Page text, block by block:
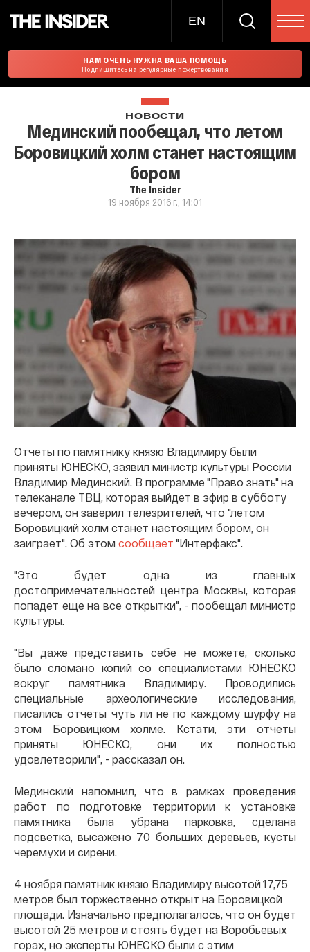
EN
НАМ ОЧЕНЬ НУЖНА ВАША ПОМОЩЬ
Подпишитесь на регулярные пожертвования
НОВОСТИ
Мединский пообещал, что летом
Боровицкий холм станет настоящим
бором
The Insider
19 ноября 2016 г., 14:01
Отчеты по памятнику князю Владимиру были
приняты ЮНЕСКО, заявил министр культуры России
Владимир Мединский. В программе "Право знать" на
телеканале ТВЦ, которая выйдет в эфир в субботу
вечером, он заверил телезрителей, что "летом
Боровицкий холм станет настоящим бором, он
заиграет". Об этом сообщает "Интерфакс".
"Это будет одна из главных
достопримечательностей центра Москвы, которая
попадет еще на все открытки", - пообещал министр
культуры.
"Вы даже представить себе не можете, сколько
было сломано копий со специалистами ЮНЕСКО
вокруг памятника Владимиру. Проводились
специальные археологические исследования,
писались отчеты чуть ли не по каждому шурфу на
этом Боровицком холме. Кстати, эти отчеты
приняты ЮНЕСКО, они их полностью
удовлетворили", - рассказал он.
Мединский напомнил, что в рамках проведения
работ по подготовке территории к установке
памятника была убрана парковка, сделана
подсветка, высажено 70 больших деревьев, кусты
черемухи и сирени.
4 ноября памятник князю Владимиру высотой 17,75
метров был торжественно открыт на Боровицкой
площади. Изначально предполагалось, что он будет
высотой 25 метров и стоять будет на Воробьевых
горах, но эксперты ЮНЕСКО были с этим